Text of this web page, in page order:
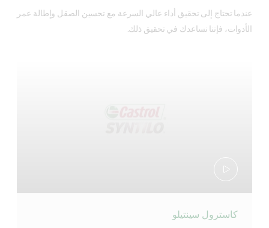
عندما تحتاج إلى تحقيق أداء عالي السرعة مع تحسين الصقل وإطالة عمر
الأدوات، فإننا نساعدك في تحقيق ذلك.
كاسترول سينتيلو